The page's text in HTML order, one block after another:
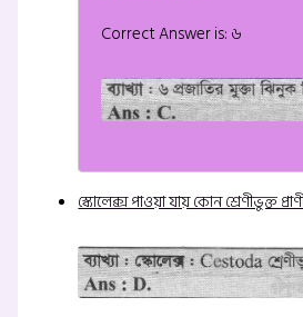
Correct Answer is: ৬
স্কোলেক্স পাওয়া যায় কোন শ্রেণীভুক্ত